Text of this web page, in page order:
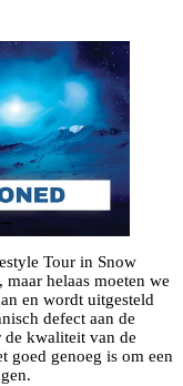
Tour in Snow
helaas moeten we
en wordt uitgesteld
defect aan de
de kwaliteit van de
goed genoeg is om een